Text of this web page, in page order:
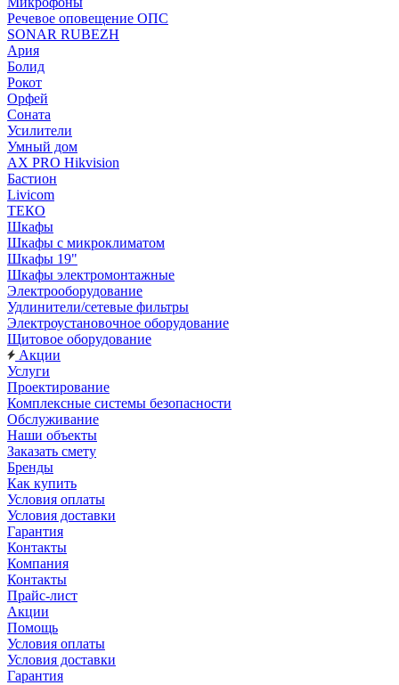
Речевое оповещение ОПС
SONAR RUBEZH
Ария
Болид
Рокот
Орфей
Соната
Усилители
Умный дом
AX PRO Hikvision
Бастион
Livicom
ТЕКО
Шкафы
Шкафы с микроклиматом
Шкафы 19"
Шкафы электромонтажные
Электрооборудование
Удлинители/сетевые фильтры
Электроустановочное оборудование
Щитовое оборудование
Акции
Услуги
Проектирование
Комплексные системы безопасности
Обслуживание
Наши объекты
Заказать смету
Бренды
Как купить
Условия оплаты
Условия доставки
Гарантия
Контакты
Компания
Контакты
Прайс-лист
Акции
Помощь
Условия оплаты
Условия доставки
Гарантия